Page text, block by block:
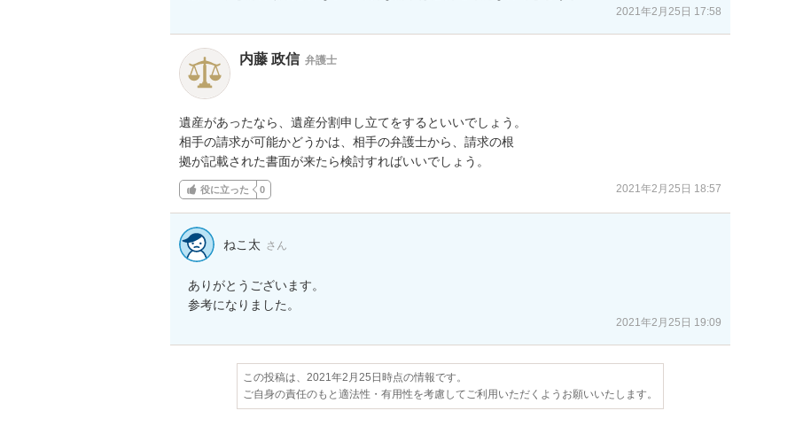
2021年2月25日 17:58
内藤 政信 弁護士
遺産があったなら、遺産分割申し立てをするといいでしょう。
相手の請求が可能かどうかは、相手の弁護士から、請求の根
拠が記載された書面が来たら検討すればいいでしょう。
役に立った 0 2021年2月25日 18:57
ねこ太 さん
ありがとうございます。
参考になりました。
2021年2月25日 19:09
この投稿は、2021年2月25日時点の情報です。
ご自身の責任のもと適法性・有用性を考慮してご利用いただくようお願いいたします。